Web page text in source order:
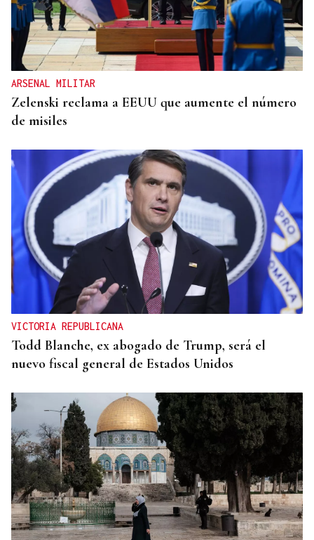
ARSENAL MILITAR
Zelenski reclama a EEUU que aumente el número
de misiles
VICTORIA REPUBLICANA
Todd Blanche, ex abogado de Trump, será el
nuevo fiscal general de Estados Unidos